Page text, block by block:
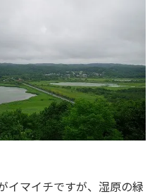
イマイチですが、湿原の緑